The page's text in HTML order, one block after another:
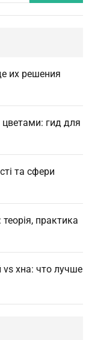
их решения
гид для
та сфери
практика
хна: что лучше